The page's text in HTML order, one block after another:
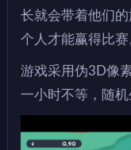
长就会带着他们
个人才能赢得比赛
游戏采用伪3D像
一小时不等，随机